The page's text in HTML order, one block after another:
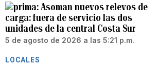
Asoman nuevos relevos de
carga: fuera de servicio las dos
unidades de la central Costa Sur
5 de agosto de 2026 a las 5:21 p.m.
LOCALES